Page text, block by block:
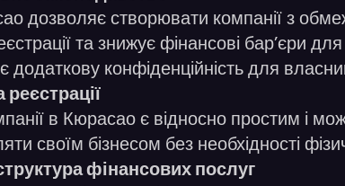
дозволяє створювати компанії з
та знижує фінансові бар’єри
додаткову конфіденційність для
в Кюрасао є відносно простим і
своїм бізнесом без необхідності
фінансових послуг